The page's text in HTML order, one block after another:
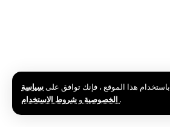
باستخدام هذا الموقع ، فإنك توافق علىسياسة
الخصوصية و .